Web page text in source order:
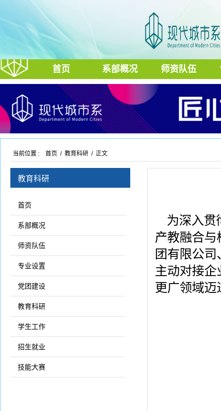
首页 系部概况 师资队伍
当前位置 : 首页 / 教育科研 / 正文
教育科研
首页
系部概况
师资队伍
专业设置
党团建设
教育科研
学生工作
招生就业
技能大赛
为深入贯
产教融合
团有限公
主动对接
更广领域迈